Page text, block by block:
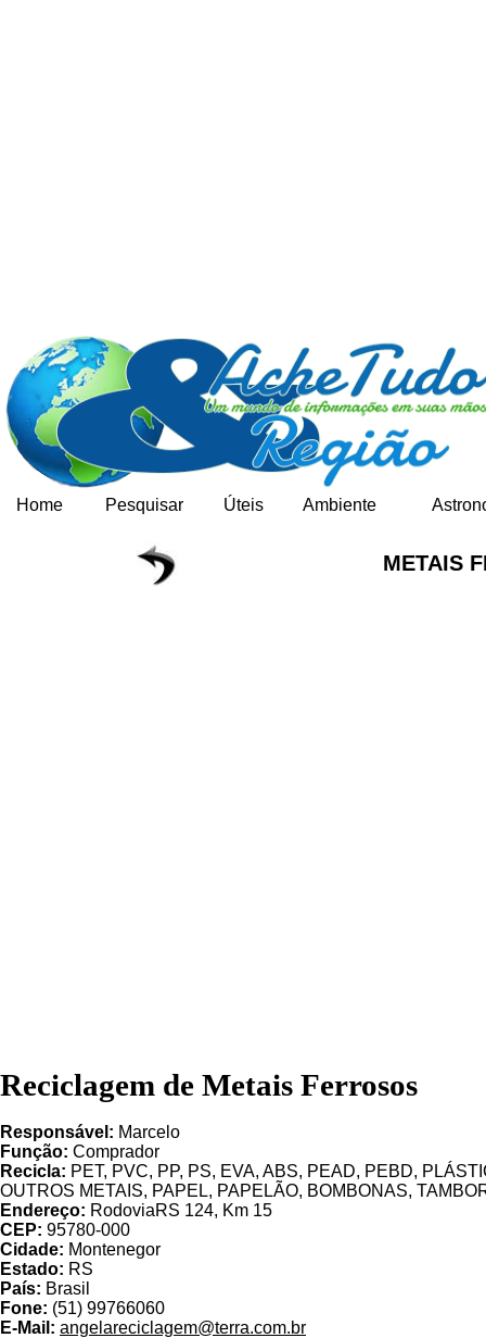
Home Pesquisar Úteis Ambiente
METAIS
Reciclagem de Metais Ferrosos
Responsável: Marcelo
Função: Comprador
Recicla: PET, PVC, PP, PS, EVA, ABS, PEAD, PEBD,
OUTROS METAIS, PAPEL, PAPELÃO, BOMBONAS,
Endereço: RodoviaRS 124, Km 15
CEP: 95780-000
Cidade: Montenegor
Estado: RS
País: Brasil
Fone: (51) 99766060
E-Mail: angelareciclagem@terra.com.br